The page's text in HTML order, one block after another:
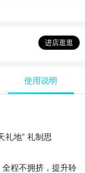
进店逛逛
使用说明
礼地” 礼制思
程不拥挤，提升聆